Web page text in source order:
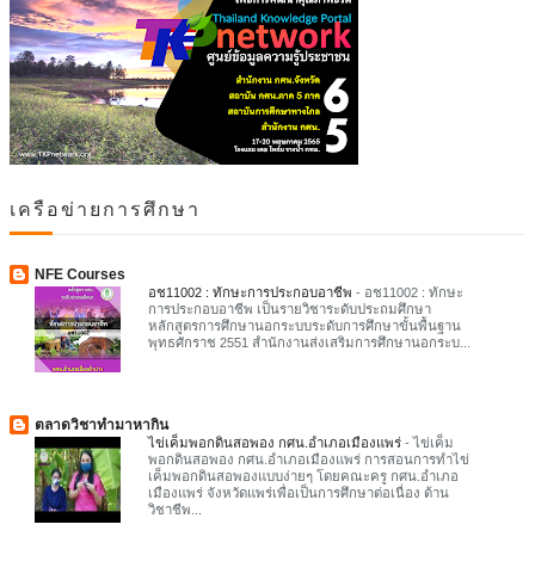
เครือข่ายการศึกษา
NFE Courses
อช11002 : ทักษะการประกอบอาชีพ - อช11002 : ทักษะ
การประกอบอาชีพ เป็นรายวิชาระดับประถมศึกษา
หลักสูตรการศึกษานอกระบบระดับการศึกษาขั้นพื้นฐาน
พุทธศักราช 2551 สำนักงานส่งเสริมการศึกษานอกระบ...
ตลาดวิชาทำมาหากิน
ไข่เค็มพอกดินสอพอง กศน.อำเภอเมืองแพร่ -ไข่เค็ม
พอกดินสอพอง กศน.อำเภอเมืองแพร่ การสอนการทำไข่
เค็มพอกดินสอพองแบบง่ายๆ โดยคณะครู กศน.อำเภอ
เมืองแพร่ จังหวัดแพร่เพื่อเป็นการศึกษาต่อเนื่อง ด้าน
วิชาชีพ...